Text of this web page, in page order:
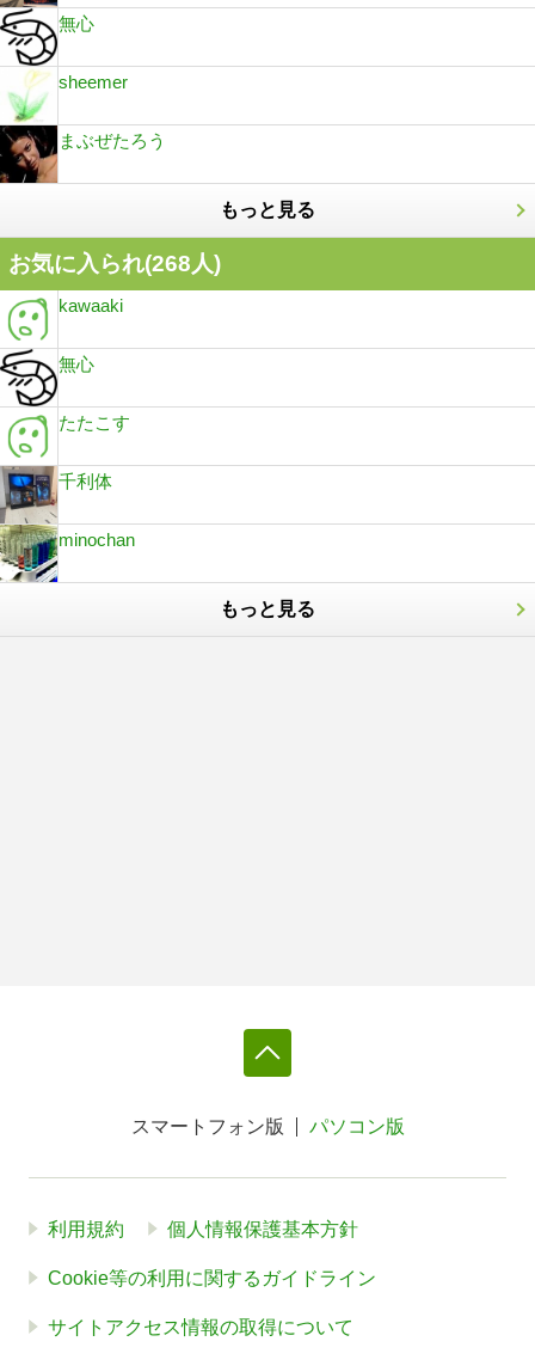
無心
sheemer
まぶぜたろう
もっと見る
お気に入られ(268人)
kawaaki
無心
たたこす
千利体
minochan
もっと見る
スマートフォン版 パソコン版
利用規約 個人情報保護基本方針
Cookie等の利用に関するガイドライン
サイトアクセス情報の取得について